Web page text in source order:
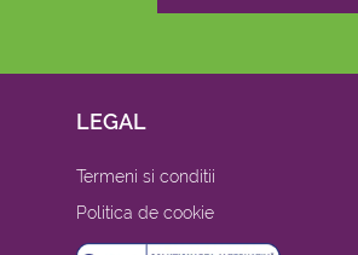
LEGAL
Termeni si conditii
Politica de cookie